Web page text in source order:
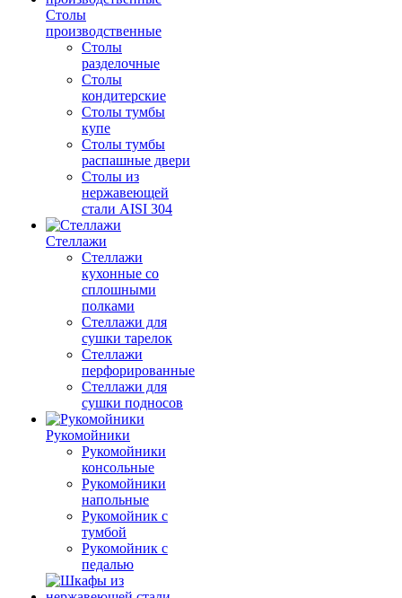
Столы
производственные
Столы
разделочные
Столы
кондитерские
Столы тумбы
купе
Столы тумбы
распашные двери
Столы из
нержавеющей
стали AISI 304
Стеллажи
Стеллажи
кухонные со
сплошными
полками
Стеллажи для
сушки тарелок
Стеллажи
перфорированные
Стеллажи для
сушки подносов
Рукомойники
Рукомойники
консольные
Рукомойники
напольные
Рукомойник с
тумбой
Рукомойник с
педалью